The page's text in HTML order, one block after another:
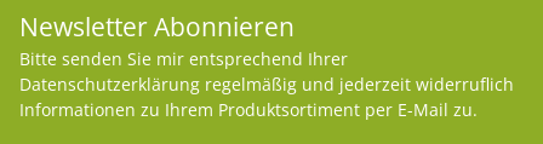
Newsletter Abonnieren
Bitte senden Sie mir entsprechend Ihrer
Datenschutzerklärung regelmäßig und jederzeit widerruflich
Informationen zu Ihrem Produktsortiment per E-Mail zu.